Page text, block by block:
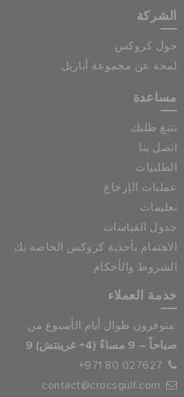
الشركة
حول كروكس
لمحة عن مجموعة أباريل
مساعدة
تتبع طلبك
اتصل بنا
الطلبيات
عمليات الإرجاع
تعليمات
جدول القياسات
الاهتمام بأحذية كروكس الخاصة بك
الشروط والأحكام
خدمة العملاء
متوفرون طوال أيام الأسبوع من:
9 صباحاً – 9 مساءً (4+ غرينتش)
+971 80 027627
contact@crocsgulf.com